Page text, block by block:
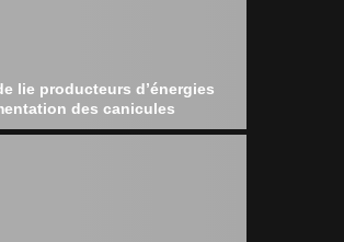
lie producteurs d’énergies
des canicules